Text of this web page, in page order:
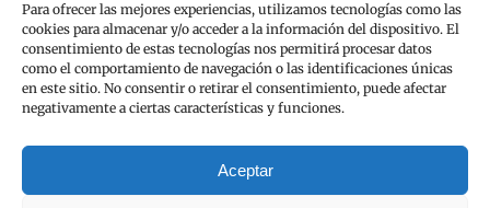
Para ofrecer las mejores experiencias, utilizamos tecnologías como las
cookies para almacenar y/o acceder a la información del dispositivo. El
consentimiento de estas tecnologías nos permitirá procesar datos
como el comportamiento de navegación o las identificaciones únicas
en este sitio. No consentir o retirar el consentimiento, puede afectar
negativamente a ciertas características y funciones.
Aceptar